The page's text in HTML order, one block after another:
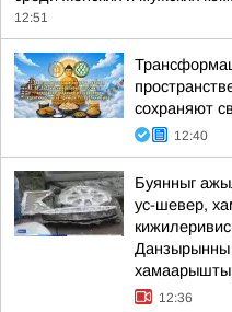
12:51
сохраняют
12:40
Буянныг
ус-шевер,
Данзырынны
12:36